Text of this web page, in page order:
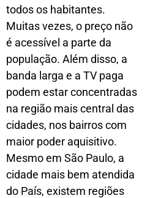
todos os habitantes.
Muitas vezes, o preço não
é acessível a parte da
população. Além disso, a
banda larga e a TV paga
podem estar concentradas
na região mais central das
cidades, nos bairros com
maior poder aquisitivo.
Mesmo em São Paulo, a
cidade mais bem atendida
do País, existem regiões